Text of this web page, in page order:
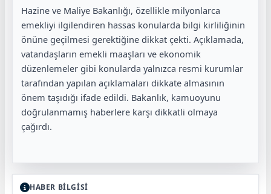
Hazine ve Maliye Bakanlığı, özellikle milyonlarca
emekliyi ilgilendiren hassas konularda bilgi kirliliğinin
önüne geçilmesi gerektiğine dikkat çekti. Açıklamada,
vatandaşların emekli maaşları ve ekonomik
düzenlemeler gibi konularda yalnızca resmi kurumlar
tarafından yapılan açıklamaları dikkate almasının
önem taşıdığı ifade edildi. Bakanlık, kamuoyunu
doğrulanmamış haberlere karşı dikkatli olmaya
çağırdı.
HABER BİLGİSİ